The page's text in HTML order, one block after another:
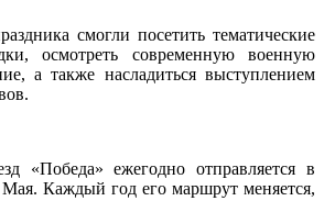
смогли посетить тематические
осмотреть современную военную
а также насладиться выступлением
«Победа» ежегодно отправляется в
Каждый год его маршрут меняется,